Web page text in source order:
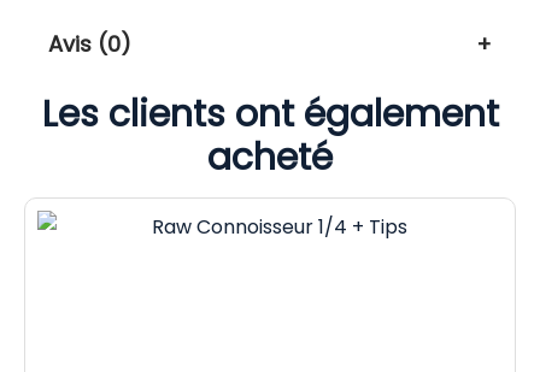
Avis (0)
Les clients ont également
acheté